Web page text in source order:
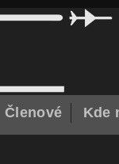
Členové Kde